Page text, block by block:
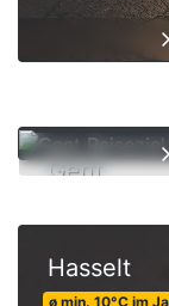
Gent
Hasselt
ø min. 10°C im